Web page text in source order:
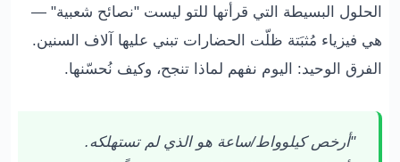
الحلول البسيطة التي قرأتها للتو ليست "نصائح شعبية" —
هي فيزياء مُثبَتة ظلّت الحضارات تبني عليها آلاف السنين.
الفرق الوحيد: اليوم نفهم لماذا تنجح، وكيف نُحسّنها.
"أرخص كيلوواط/ساعة هو الذي لم تستهلكه.